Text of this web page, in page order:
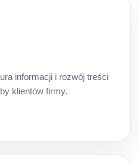
informacji i rozwój treści
klientów firmy.